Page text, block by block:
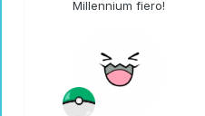
Millennium fiero!